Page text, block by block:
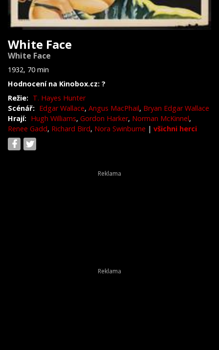
White Face
White Face
1932, 70 min
Hodnocení na Kinobox.cz: ?
Režie: T. Hayes Hunter
Scénář: Edgar Wallace, Angus MacPhail, Bryan Edgar Wallace
Hrají: Hugh Williams, Gordon Harker, Norman McKinnel,
Renee Gadd, Richard Bird, Nora Swinburne | všichni herci